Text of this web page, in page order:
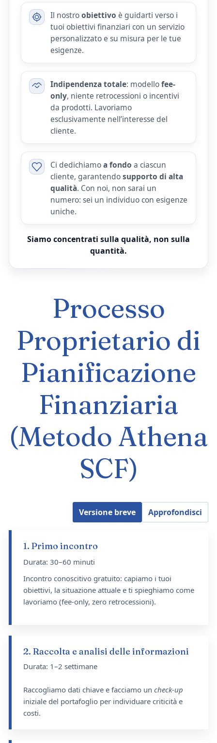
Il nostroobiettivo è guidarti verso i
tuoi obiettivi finanziari con un servizio
personalizzato e su misura per le tue
esigenze.
Indipendenza totale: modellofee-
only, niente retrocessioni o incentivi
da prodotti. Lavoriamo
esclusivamente nell’interesse del
cliente.
Ci dedichiamoa fondo a ciascun
cliente, garantendosupporto di alta
qualità. Con noi, non sarai un
numero: sei un individuo con esigenze
uniche.
Siamo concentrati sulla qualità, non sulla
quantità.
Processo
Proprietario di
Pianificazione
Finanziaria
(Metodo Athena
SCF)
Versione breve Approfondisci
1. Primo incontro
Durata: 30–60 minuti
Incontro conoscitivo gratuito: capiamo i tuoi
obiettivi, la situazione attuale e ti spieghiamo come
lavoriamo (fee-only, zero retrocessioni).
2. Raccolta e analisi delle informazioni
Durata: 1–2 settimane
Raccogliamo dati chiave e facciamo un check-up
iniziale del portafoglio per individuare criticità e
costi.